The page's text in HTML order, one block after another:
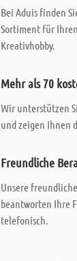
Bei Aduis finden
Sortiment für
Kreativhobby.
Mehr als 70
Wir unterstützen
und zeigen Ihnen
Freundliche
Unsere
beantworten Ihre
telefonisch.